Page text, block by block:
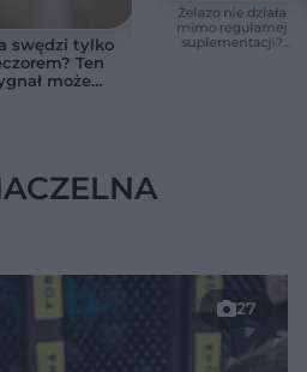
swędzi tylko
Ten
może
Żelazo nie działa
mimo regularnej
suplementacji?
27